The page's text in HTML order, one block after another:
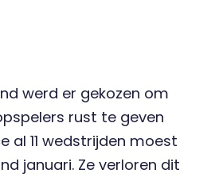
werd er gekozen om
rust te geven
al 11 wedstrijden moest
januari. Ze verloren dit